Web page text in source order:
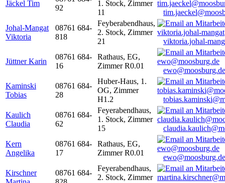
Jäckel Tim
92
1. Stock, Zimmer
11
Johal-Mangat
Viktoria
08761 684-
818
Feyberabendhaus,
2. Stock, Zimmer
21
viktoria.johal-
Jüttner Karin
08761 684-
16
Rathaus, EG,
Zimmer R0.01
ewo@moosburg.de
Kaminski
Tobias
08761 684-
28
Huber-Haus, 1.
OG, Zimmer
H1.2
Kaulich
Claudia
08761 684-
62
Feyerabendhaus,
1. Stock, Zimmer
15
Kern
Angelika
08761 684-
17
Rathaus, EG,
Zimmer R0.01
ewo@moosburg.de
Kirschner
08761 684-
Feyerabendhaus,
2. Stock, Zimmer